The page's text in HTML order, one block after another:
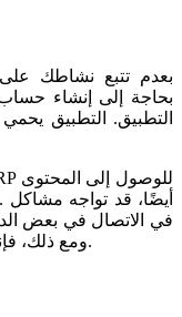
بحاجة إلى إنشاء
التطبيق. التطبيق
في الاتصال في بعض
ومع ذلك، فإنه خيار ممتاز لتصفح يومي أسرع وأكثر أمانًا.